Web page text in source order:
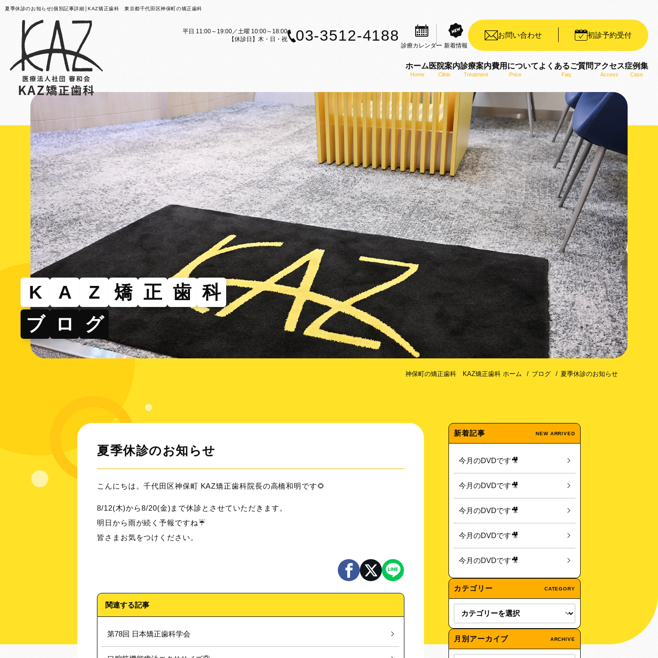
夏季休診のお知らせ|個別記事詳細│KAZ矯正歯科 東京都千代田区神保町の矯正歯科
平日 11:00～19:00／土曜 10:00～18:00
【休診日】木・日・祝
03-3512-4188
診療カレンダー 新着情報
お問い合わせ 初診予約受付
ホーム
Home
医院案内
Clinic
KAZ矯正歯科の理念
医院案内 KAZ矯正歯科の特徴
歯科用CT 口腔内スキャナー（iTero）
スタッフ募集 感染予防対策
KAZ矯正歯科ブログ
診療案内
Treatment
矯正歯科治療のご案内
これから矯正歯科治療をお考えの方へ
矯正歯科治療の流れ
大人の矯正（成人矯正）
子どもの矯正（小児矯正）
口腔筋機能療法（MFT）
矯正装置のご紹介
セルフライゲーションブラケット装置（デイモンシステム）
カスタムメイド型リンガルブラケット矯正装置（WIN）
マウスピース型矯正装置（インビザライン）
歯科矯正用アンカースクリューを用いた矯正治療
その他
部分的な矯正（MTM）
できるだけ歯を抜かない矯正
歯のクリーニング
治療期間を短くするための方法
コルチコトミー（歯槽骨皮質骨切除術）
費用について
Price
よくあるご質問
Faq
アクセス
Access
症例集
Case
K A Z 矯 正 歯 科
ブ
ロ グ
神保町の矯正歯科 KAZ矯正歯科 ホーム ブログ 夏季休診のお知らせ
夏季休診のお知らせ
こんにちは。千代田区神保町 KAZ矯正歯科院長の高橋和明です🌻
8/12(木)から8/20(金)まで休診とさせていただきます。
明日から雨が続く予報ですね☔️
皆さまお気をつけください。
関連する記事
第78回 日本矯正歯科学会
新着記事 NEW ARRIVED
今月のDVDです🎥
今月のDVDです🎥
今月のDVDです🎥
今月のDVDです🎥
今月のDVDです🎥
カテゴリー CATEGORY
月別アーカイブ ARCHIVE
医院案内
矯正歯科治療のご案内
その他